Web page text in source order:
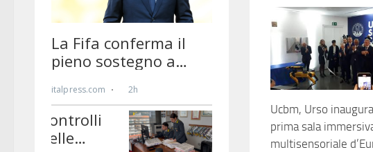
Ucbm, Urso
prima sala
multisensoriale